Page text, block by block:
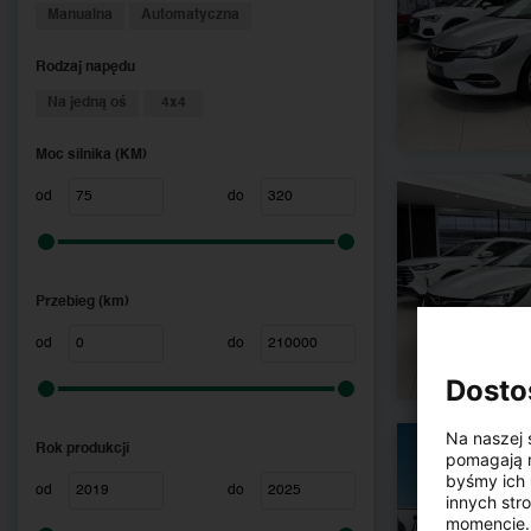
Manualna Automatyczna
Rodzaj napędu
Na jedną oś 4x4
Moc silnika (KM)
od do
Przebieg (km)
od do
Rok produkcji
od do
Na naszej
pomagają
byśmy ich
innych